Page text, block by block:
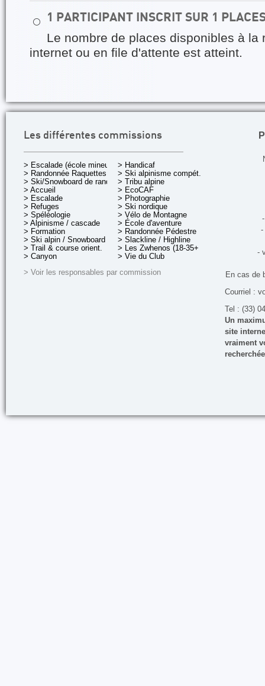
⚪ 1 PARTICIPANT INSCRIT SUR 1
Le nombre de places disponibles à la
internet ou en file d'attente est atteint.
Les différentes commissions
> Escalade (école mineurs)
> Randonnée Raquettes
> Ski/Snowboard de rando.
> Accueil
> Escalade
> Refuges
> Spéléologie
> Alpinisme / cascade
> Formation
> Ski alpin / Snowboard
> Trail & course orient.
> Canyon
> Handicaf
> Ski alpinisme compét.
> Tribu alpine
> EcoCAF
> Photographie
> Ski nordique
> Vélo de Montagne
> École d'aventure
> Randonnée Pédestre
> Slackline / Highline
> Les Zwhenos (18-35+ ans)
> Vie du Club
> Voir les responsables par commission
-
-
En cas de
Courriel :
Tel : (33)
Un
site
vraiment